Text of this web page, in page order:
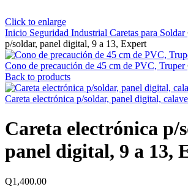
Click to enlarge
Inicio Seguridad Industrial Caretas para Soldar
p/soldar, panel digital, 9 a 13, Expert
Cono de precaución de 45 cm de PVC, Truper
Back to products
Careta electrónica p/soldar, panel digital,
Careta electrónica p/
panel digital, 9 a 13,
Q1,400.00